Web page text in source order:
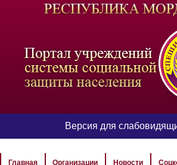
Версия для
ЦВЕТОВАЯ СХЕМА
Главная Организации Новости